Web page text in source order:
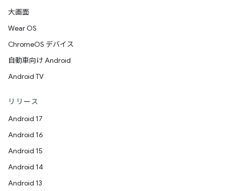
大画面
Wear OS
ChromeOS デバイス
自動車向け Android
Android TV
リリース
Android 17
Android 16
Android 15
Android 14
Android 13